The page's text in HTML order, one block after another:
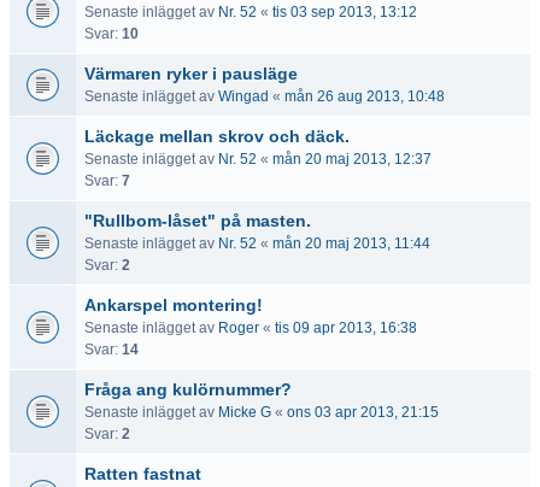
Senaste inlägget av Nr. 52 « tis 03 sep 2013, 13:12
Svar: 10
Värmaren ryker i pausläge
Senaste inlägget av Wingad « mån 26 aug 2013, 10:48
Läckage mellan skrov och däck.
Senaste inlägget av Nr. 52 « mån 20 maj 2013, 12:37
Svar: 7
"Rullbom-låset" på masten.
Senaste inlägget av Nr. 52 « mån 20 maj 2013, 11:44
Svar: 2
Ankarspel montering!
Senaste inlägget av Roger « tis 09 apr 2013, 16:38
Svar: 14
Fråga ang kulörnummer?
Senaste inlägget av Micke G « ons 03 apr 2013, 21:15
Svar: 2
Ratten fastnat